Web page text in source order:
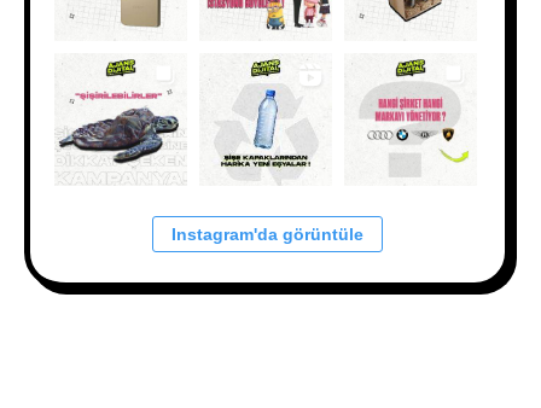
Instagram'da görüntüle